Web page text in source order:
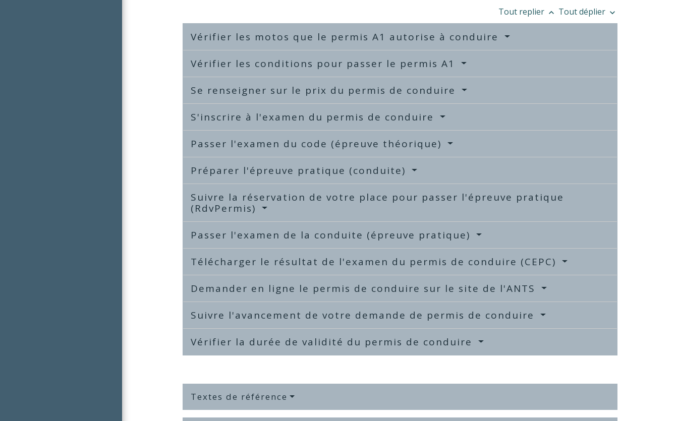
Tout replier keyboard_arrow_up Tout déplier keyboard_arrow_down
Vérifier les motos que le permis A1 autorise à conduire
Vérifier les conditions pour passer le permis A1
Se renseigner sur le prix du permis de conduire
S'inscrire à l'examen du permis de conduire
Passer l'examen du code (épreuve théorique)
Préparer l'épreuve pratique (conduite)
Suivre la réservation de votre place pour passer l'épreuve pratique
(RdvPermis)
Passer l'examen de la conduite (épreuve pratique)
Télécharger le résultat de l'examen du permis de conduire (CEPC)
Demander en ligne le permis de conduire sur le site de l'ANTS
Suivre l'avancement de votre demande de permis de conduire
Vérifier la durée de validité du permis de conduire
Textes de référence